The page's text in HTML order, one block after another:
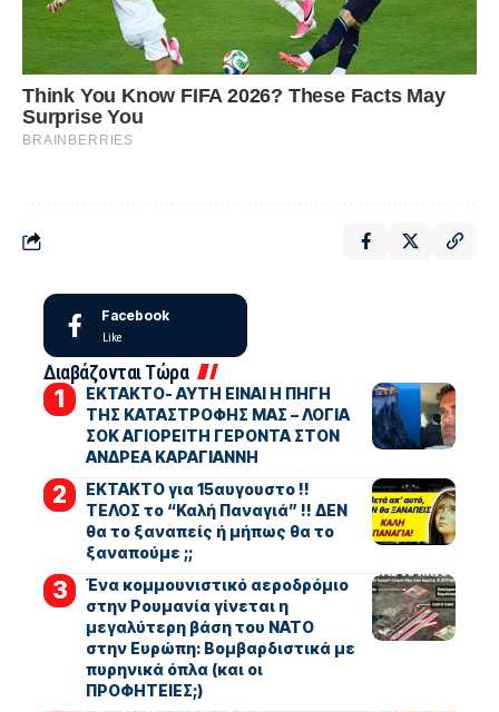
Facebook
Like
Διαβάζονται Τώρα
ΕΚΤΑΚΤΟ- ΑΥΤΗ ΕΙΝΑΙ Η ΠΗΓΗ
ΤΗΣ ΚΑΤΑΣΤΡΟΦΗΣ ΜΑΣ – ΛΟΓΙΑ
ΣΟΚ ΑΓΙΟΡΕΙΤΗ ΓΕΡΟΝΤΑ ΣΤΟΝ
ΑΝΔΡΕΑ ΚΑΡΑΓΙΑΝΝΗ
ΕΚΤΑΚΤΟ για 15αυγουστο !!
ΤΕΛΟΣ το “Καλή Παναγιά” !! ΔΕΝ
θα το ξαναπείς ή μήπως θα το
ξαναπούμε ;;
Ένα κομμουνιστικό αεροδρόμιο
στην Ρουμανία γίνεται η
μεγαλύτερη βάση του ΝΑΤΟ
στην Ευρώπη: Βομβαρδιστικά με
πυρηνικά όπλα (και οι
ΠΡΟΦΗΤΕΙΕΣ;)